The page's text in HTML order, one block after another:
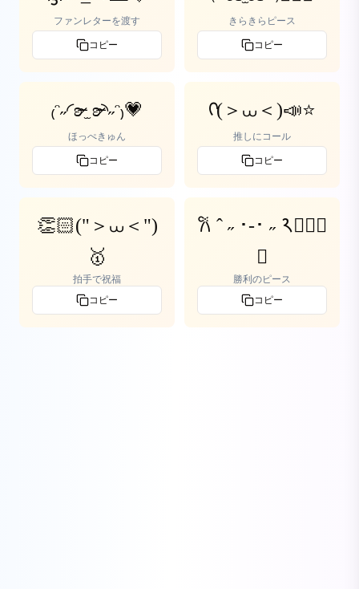
ファンレターを渡す
コピー
きらきらピース
コピー
₍ᵔ˶◜ʚ̴̶̷ ̫ ʚ̴̶̷◝˶ᵔ₎💗
ほっぺきゅん
コピー
ᡣ(＞⩊＜)📣⭐️
推しにコール
コピー
👏🏻("＞⩊＜")
🥇
拍手で祝福
コピー
‎𐙚 ˆ ˶ ･-･ ˶ 𑁨‎✌🏻🥇
💫
勝利のピース
コピー